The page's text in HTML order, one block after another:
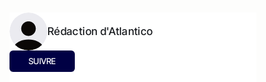
Rédaction d'Atlantico
SUIVRE